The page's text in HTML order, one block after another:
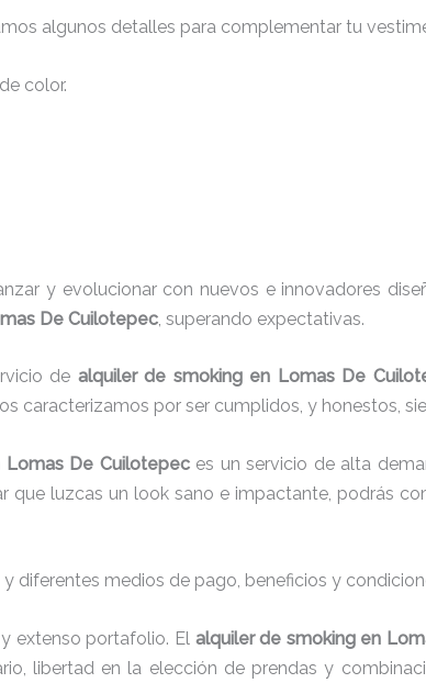
algunos detalles para complementar tu
color.
y evolucionar con nuevos e innovadores
De Cuilotepec, superando expectativas.
de alquiler de smoking en Lomas De
caracterizamos por ser cumplidos, y honestos,
Lomas De Cuilotepec es un servicio de alta
que luzcas un look sano e impactante, podrás
diferentes medios de pago, beneficios y
extenso portafolio. El alquiler de smoking en
libertad en la elección de prendas y